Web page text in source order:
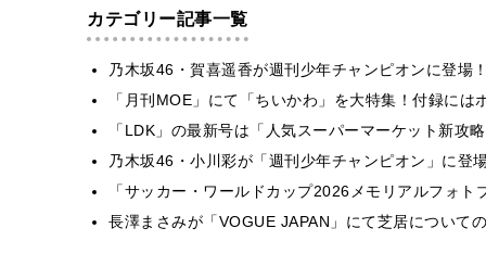
カテゴリー記事一覧
乃木坂46・賀喜遥香が週刊少年チャンピオンに登
「月刊MOE」にて「ちいかわ」を大特集！付録に
「LDK」の最新号は「人気スーパーマーケット新
乃木坂46・小川彩が「週刊少年チャンピオン」に
「サッカー・ワールドカップ2026メモリアルフォ
長澤まさみが「VOGUE JAPAN」にて芝居について